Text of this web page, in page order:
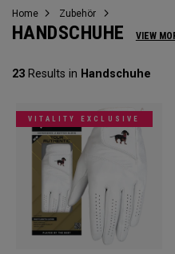
Home Zubehör
HANDSCHUHE VIEW
23 Results in Handschuhe
VITALITY EXCLUSIVE